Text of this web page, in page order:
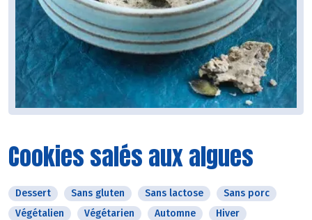
Cookies salés aux algues
Dessert Sans gluten Sans lactose
Sans porc
Végétalien
Végétarien Automne Hiver